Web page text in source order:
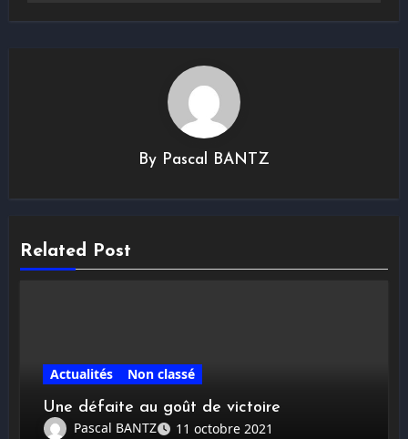
By Pascal BANTZ
Related Post
Actualités
Non classé
Une défaite au goût de victoire
Pascal BANTZ
11 octobre 2021